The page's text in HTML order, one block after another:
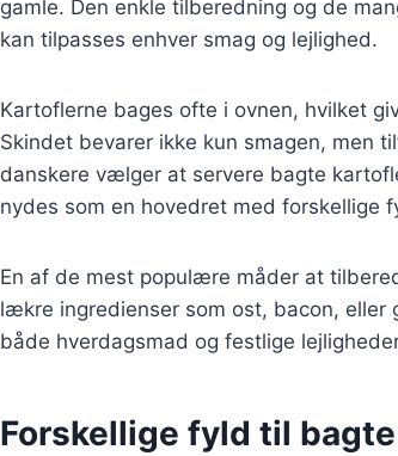
gamle. Den enkle tilberedning og de
kan tilpasses enhver smag og lejlighed.
Kartoflerne bages ofte i ovnen, hvilket
Skindet bevarer ikke kun smagen, men
danskere vælger at servere bagte
nydes som en hovedret med forskellige
En af de mest populære måder at
lækre ingredienser som ost, bacon, eller
både hverdagsmad og festlige
Forskellige fyld til